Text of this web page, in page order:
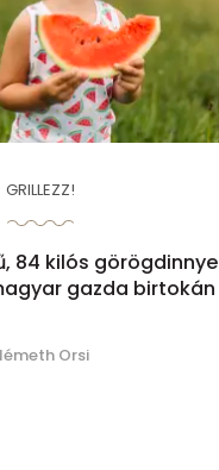
GRILLEZZ!
84 kilós görögdinnye
gazda birtokán
Orsi